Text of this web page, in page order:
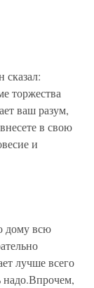
торжества
ваш разум,
в свою
и
дому всю
лучше всего
надо.Впрочем,